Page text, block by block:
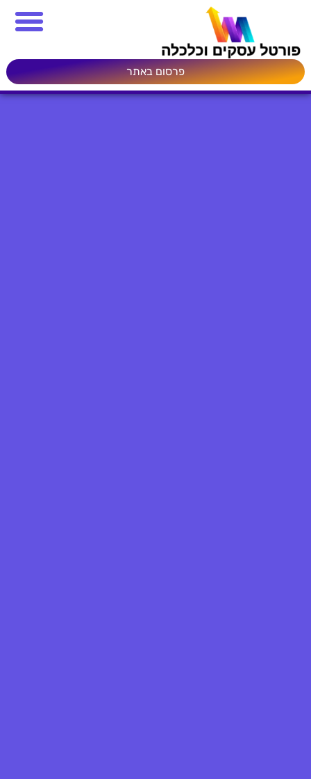
פרסום באתר